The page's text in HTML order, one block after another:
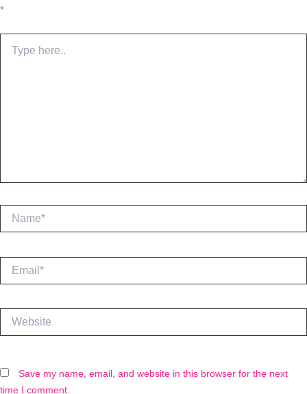
*
here..
Save my name, email, and website in this browser for the next
time I comment.